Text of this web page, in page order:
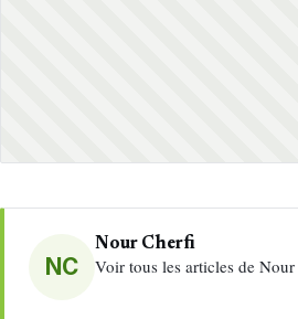
NC
Nour Cherfi
Voir tous les articles de